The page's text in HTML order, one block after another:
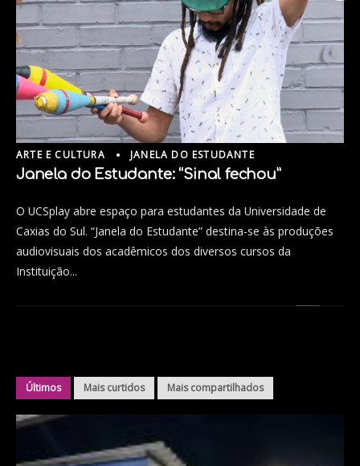
ARTE E CULTURA JANELA DO ESTUDANTE
Janela do Estudante: “Sinal fechou”
O UCSplay abre espaço para estudantes da Universidade de
Caxias do Sul. “Janela do Estudante” destina-se às produções
audiovisuais dos acadêmicos dos diversos cursos da
Instituição...
Últimos Mais curtidos Mais compartilhados